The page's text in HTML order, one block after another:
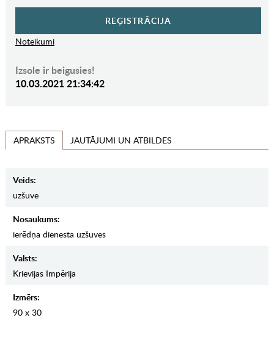
REĢISTRĀCIJA
Noteikumi
Izsole ir beigusies!
10.03.2021 21:34:42
APRAKSTS JAUTĀJUMI UN ATBILDES
Veids:
uzšuve
Nosaukums:
ierēdņa dienesta uzšuves
Valsts:
Krievijas Impērija
Izmērs:
90 x 30